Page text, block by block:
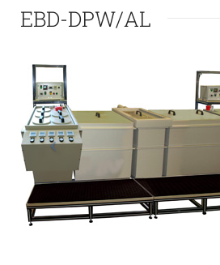
EBD-DPW/AL